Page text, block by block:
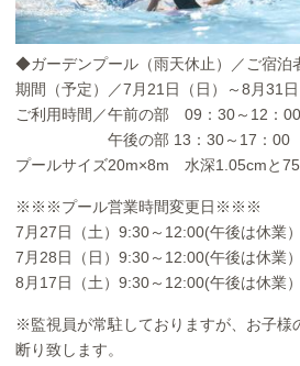
◆ガーデンプール（雨天休止）／ご宿泊
期間（予定）／7月21日（日）～8月31
ご利用時間／午前の部 09：30～12：00
午後の部 13：30～17：00
プールサイズ20m×8m 水深1.05cmと
※※※プール営業時間変更日※※※
7月27日（土）9:30～12:00(午後は休業
7月28日（日）9:30～12:00(午後は休業）
8月17日（土）9:30～12:00(午後は休業）
※監視員が常駐しておりますが、お子様
断り致します。